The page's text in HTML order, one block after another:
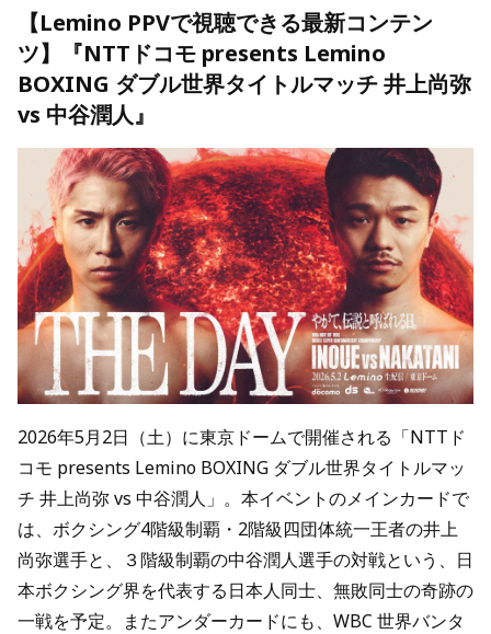
【Lemino PPVで視聴できる最新コンテン
ツ】『NTTドコモ presents Lemino
BOXING ダブル世界タイトルマッチ 井上尚弥
vs 中谷潤人』
2026年5月2日（土）に東京ドームで開催される「NTTド
コモ presents Lemino BOXING ダブル世界タイトルマッ
チ 井上尚弥 vs 中谷潤人」。本イベントのメインカードで
は、ボクシング4階級制覇・2階級四団体統一王者の井上
尚弥選手と、３階級制覇の中谷潤人選手の対戦という、日
本ボクシング界を代表する日本人同士、無敗同士の奇跡の
一戦を予定。またアンダーカードにも、WBC 世界バンタ